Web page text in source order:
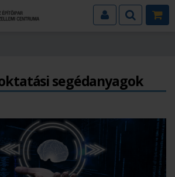
oktatási segédanyagok